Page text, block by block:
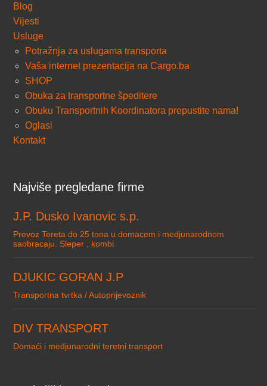
Blog
Vijesti
Usluge
Potražnja za uslugama transporta
Vaša internet prezentacija na Cargo.ba
SHOP
Obuka za transportne špeditere
Obuku Transportnih Koordinatora prepustite nama!
Oglasi
Kontakt
Najviše pregledane firme
J.P. Dusko Ivanovic s.p.
Prevoz Tereta do 25 tona u domacem i medjunarodnom
saobracaju. Sleper , kombi.
DJUKIC GORAN J.P
Transportna tvrtka / Autoprijevoznik
DIV TRANSPORT
Domaći i medjunarodni teretni transport